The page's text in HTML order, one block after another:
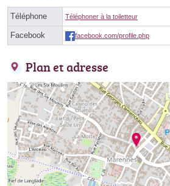
Téléphone Téléphoner à la toiletteur
Facebook facebook.com/profile.php
Plan et adresse